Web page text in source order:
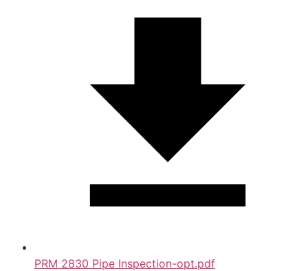
PRM 2830 Pipe Inspection-opt.pdf